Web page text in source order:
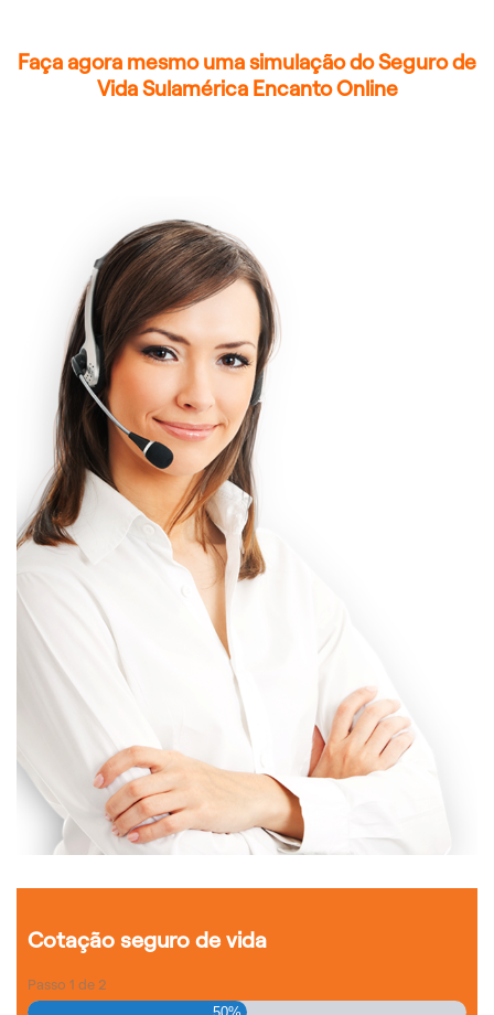
Faça agora mesmo uma simulação do Seguro de
Vida Sulamérica Encanto Online
Cotação seguro de vida
Passo 1 de 2